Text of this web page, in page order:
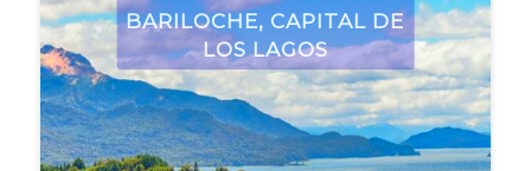
Bariloche, Capital de
los Lagos